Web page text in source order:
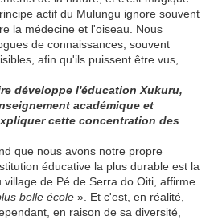
actif du Mulungu ignore souvent
la médecine et l'oiseau. Nous
de connaissances, souvent
afin qu'ils puissent être vus,
développe l'éducation Xukuru,
académique et
cette concentration des
que nous avons notre propre
éducative la plus durable est la
de Pé de Serra do Oiti, affirme
belle école ». Et c'est, en réalité,
en raison de sa diversité,